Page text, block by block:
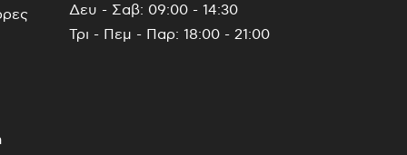
Δευ - Σαβ: 09:00 - 14:30
Τρι - Πεμ - Παρ: 18:00 - 21:00